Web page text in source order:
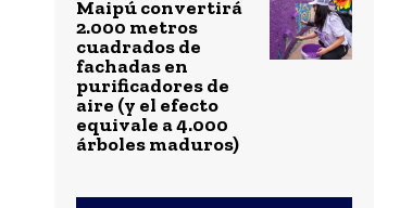
Maipú convertirá
2.000 metros
cuadrados de
fachadas en
purificadores de
aire (y el efecto
equivale a 4.000
árboles maduros)